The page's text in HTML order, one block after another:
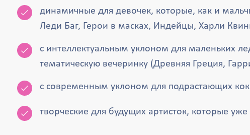
динамичные для девочек, которые, как и
Леди Баг, Герои в масках, Индейцы, Харли
с интеллектуальным уклоном для маленьких
тематическую вечеринку (Древняя Греция,
с современным уклоном для подрастающих
творческие для будущих артисток, которые